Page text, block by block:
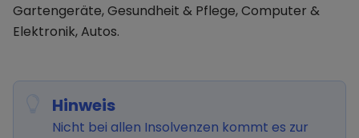
Gartengeräte, Gesundheit & Pflege, Computer &
Elektronik, Autos.
Hinweis
Nicht bei allen Insolvenzen kommt es zur